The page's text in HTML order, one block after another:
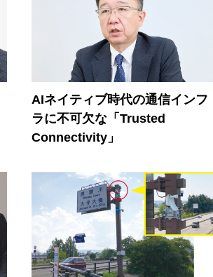
AIネイティブ時代の通信インフ
ラに不可欠な「Trusted
Connectivity」